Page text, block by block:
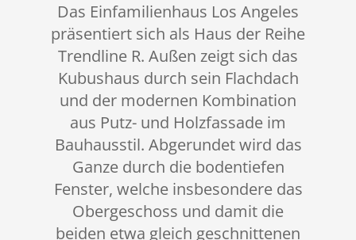
Das Einfamilienhaus Los Angeles
präsentiert sich als Haus der Reihe
Trendline R. Außen zeigt sich das
Kubushaus durch sein Flachdach
und der modernen Kombination
aus Putz- und Holzfassade im
Bauhausstil. Abgerundet wird das
Ganze durch die bodentiefen
Fenster, welche insbesondere das
Obergeschoss und damit die
beiden etwa gleich geschnittenen